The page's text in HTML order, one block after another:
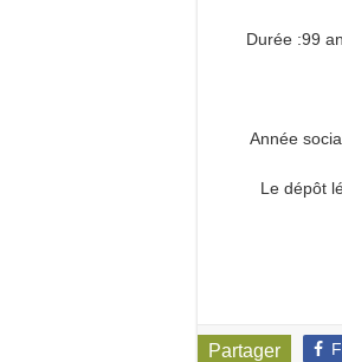
Durée :99
Année
Le dépôt
Partager